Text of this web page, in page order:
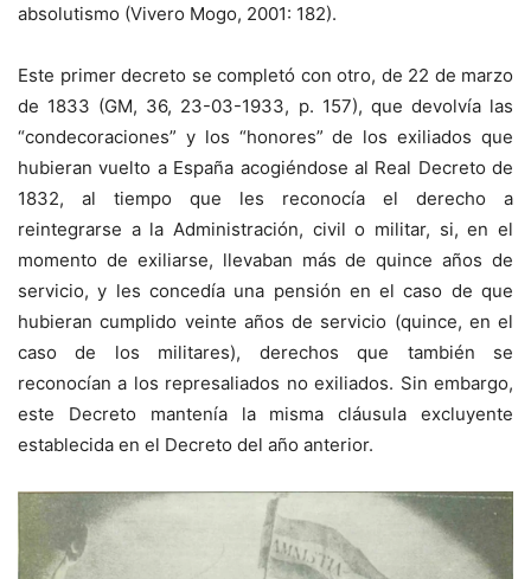
absolutismo (Vivero Mogo, 2001: 182).
Este primer decreto se completó con otro, de 22 de marzo
de 1833 (GM, 36, 23-03-1933, p. 157), que devolvía las
“condecoraciones” y los “honores” de los exiliados que
hubieran vuelto a España acogiéndose al Real Decreto de
1832, al tiempo que les reconocía el derecho a
reintegrarse a la Administración, civil o militar, si, en el
momento de exiliarse, llevaban más de quince años de
servicio, y les concedía una pensión en el caso de que
hubieran cumplido veinte años de servicio (quince, en el
caso de los militares), derechos que también se
reconocían a los represaliados no exiliados. Sin embargo,
este Decreto mantenía la misma cláusula excluyente
establecida en el Decreto del año anterior.